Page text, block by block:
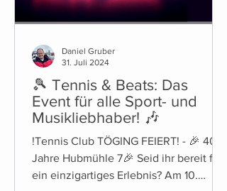
🎾 Tennis & Beats: Das
Event für alle Sport- und
Musikliebhaber! 🎶
!Tennis Club TÖGING FEIERT! - 🎉 40
Jahre Hubmühle 7🎉 Seid ihr bereit für
ein einzigartiges Erlebnis? Am 10.
Daniel Gruber
31. Juli 2024